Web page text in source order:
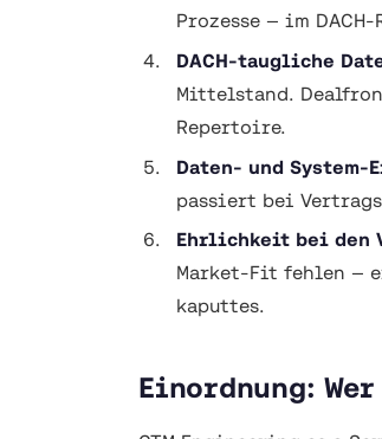
Prozesse — im
DACH-taugliche
Mittelstand.
Repertoire.
Daten- und
passiert bei
Ehrlichkeit bei den
Market-Fit fehlen —
kaputtes.
Einordnung: